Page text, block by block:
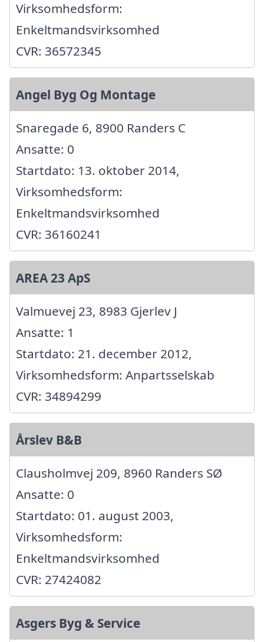
Virksomhedsform:
Enkeltmandsvirksomhed
CVR: 36572345
Angel Byg Og Montage
Snaregade 6, 8900 Randers C
Ansatte: 0
Startdato: 13. oktober 2014,
Virksomhedsform:
Enkeltmandsvirksomhed
CVR: 36160241
AREA 23 ApS
Valmuevej 23, 8983 Gjerlev J
Ansatte: 1
Startdato: 21. december 2012,
Virksomhedsform: Anpartsselskab
CVR: 34894299
Årslev B&B
Clausholmvej 209, 8960 Randers SØ
Ansatte: 0
Startdato: 01. august 2003,
Virksomhedsform:
Enkeltmandsvirksomhed
CVR: 27424082
Asgers Byg & Service